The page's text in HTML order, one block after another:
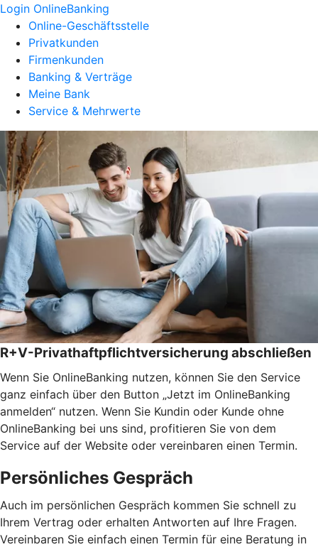
Login OnlineBanking
Online-Geschäftsstelle
Privatkunden
Firmenkunden
Banking & Verträge
Meine Bank
Service & Mehrwerte
R+V-Privathaftpflichtversicherung abschließen
Wenn Sie OnlineBanking nutzen, können Sie den Service
ganz einfach über den Button „Jetzt im OnlineBanking
anmelden“ nutzen. Wenn Sie Kundin oder Kunde ohne
OnlineBanking bei uns sind, profitieren Sie von dem
Service auf der Website oder vereinbaren einen Termin.
Persönliches Gespräch
Auch im persönlichen Gespräch kommen Sie schnell zu
Ihrem Vertrag oder erhalten Antworten auf Ihre Fragen.
Vereinbaren Sie einfach einen Termin für eine Beratung in